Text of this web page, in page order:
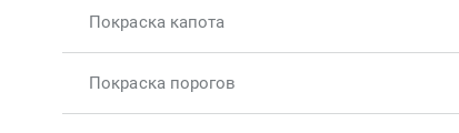
Покраска капота
Покраска порогов